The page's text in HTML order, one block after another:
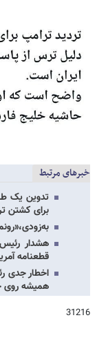
خبرهای مرتبط
برای کشتن
هشدار
قطعنامه
اخطار جدی
همیشه روی
31216